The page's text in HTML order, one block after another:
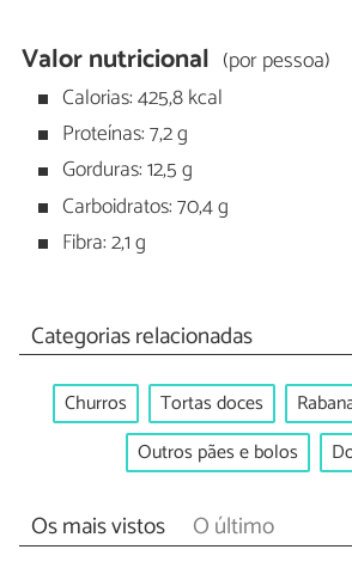
Valor nutricional (por pessoa)
Calorias: 425,8 kcal
Proteínas: 7,2 g
Gorduras: 12,5 g
Carboidratos: 70,4 g
Fibra: 2,1 g
Categorias relacionadas
Churros Tortas doces
Outros pães e bolos
Os mais vistos O último